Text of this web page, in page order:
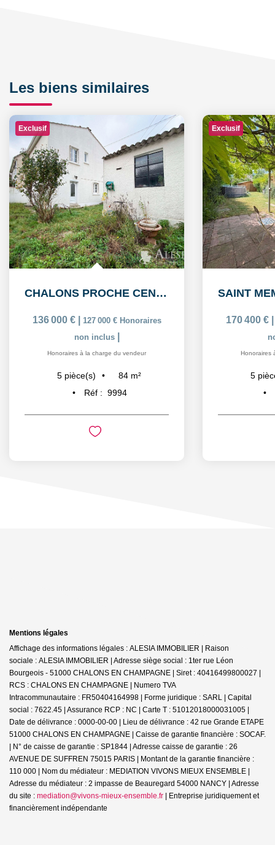
Les biens similaires
Exclusif
CHALONS PROCHE CENTRE: Maison de 5 pièces avec garage
136 000 € 127 000 € Honoraires
non inclus
Honoraires à la charge du vendeur
5 pièce(s) 84 m²
Réf : 9994
Exclusif
170 400 €
Honoraires
5
Mentions légales
Affichage des informations légales : ALESIA IMMOBILIER | Raison
sociale : ALESIA IMMOBILIER | Adresse siège social : 1ter rue Léon
Bourgeois - 51000 CHALONS EN CHAMPAGNE | Siret : 40416499800027 |
RCS : CHALONS EN CHAMPAGNE | Numero TVA
Intracommunautaire : FR50404164998 | Forme juridique : SARL | Capital
social : 7622.45 | Assurance RCP : NC | Carte T : 51012018000031005 |
Date de délivrance : 0000-00-00 | Lieu de délivrance : 42 rue Grande ETAPE
51000 CHALONS EN CHAMPAGNE | Caisse de garantie financière : SOCAF.
| N° de caisse de garantie : SP1844 | Adresse caisse de garantie : 26
AVENUE DE SUFFREN 75015 PARIS | Montant de la garantie financière :
110 000 | Nom du médiateur : MEDIATION VIVONS MIEUX ENSEMBLE |
Adresse du médiateur : 2 impasse de Beauregard 54000 NANCY | Adresse
du site : mediation@vivons-mieux-ensemble.fr | Entreprise juridiquement et
financièrement indépendante